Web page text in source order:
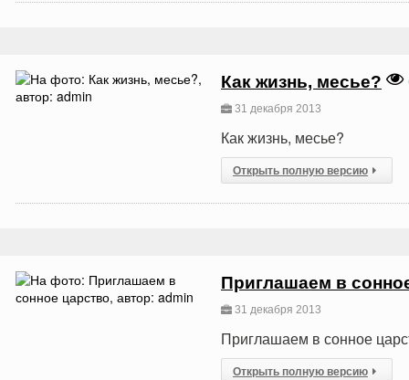
Как жизнь, месье?
31 декабря 2013
Как жизнь, месье?
Открыть полную версию
Приглашаем в
31 декабря 2013
Приглашаем в сонное
Открыть полную версию